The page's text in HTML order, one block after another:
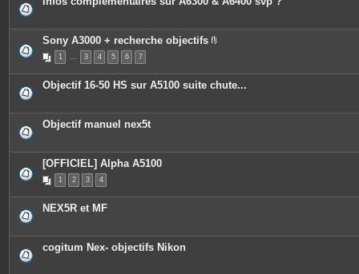
Sony A3000 + recherche objectifs
c
e
o
e
1 … 3 4 5 6 7
Objectif 16-50 HS sur A5100 suite chute...
Objectif manuel nex5t
[OFFICIEL] Alpha A5100
1 2 3 4
NEX5R et MF
cogitum Nex- objectifs Nikon